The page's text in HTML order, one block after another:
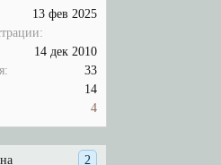
13 фев 2025
14 дек 2010
33
14
4
2